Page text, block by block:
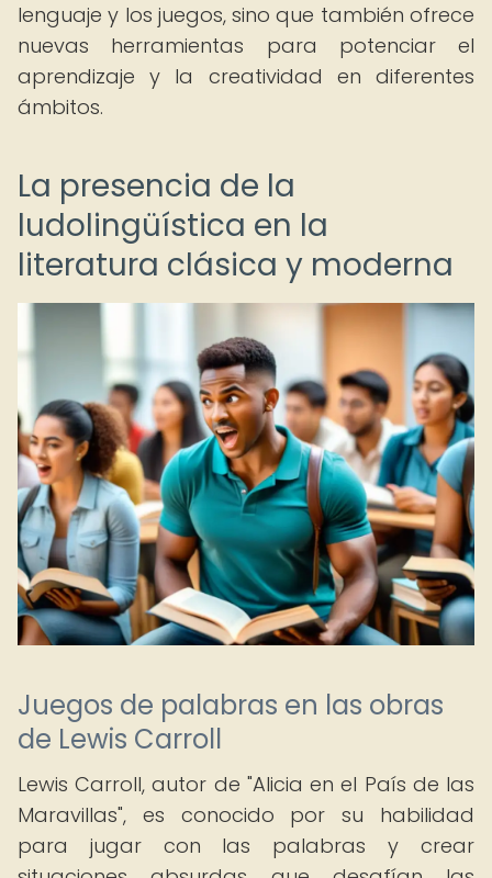
lenguaje y los juegos, sino que también ofrece
nuevas herramientas para potenciar el
aprendizaje y la creatividad en diferentes
ámbitos.
La presencia de la
ludolingüística en la
literatura clásica y moderna
Juegos de palabras en las obras
de Lewis Carroll
Lewis Carroll, autor de "Alicia en el País de las
Maravillas", es conocido por su habilidad
para jugar con las palabras y crear